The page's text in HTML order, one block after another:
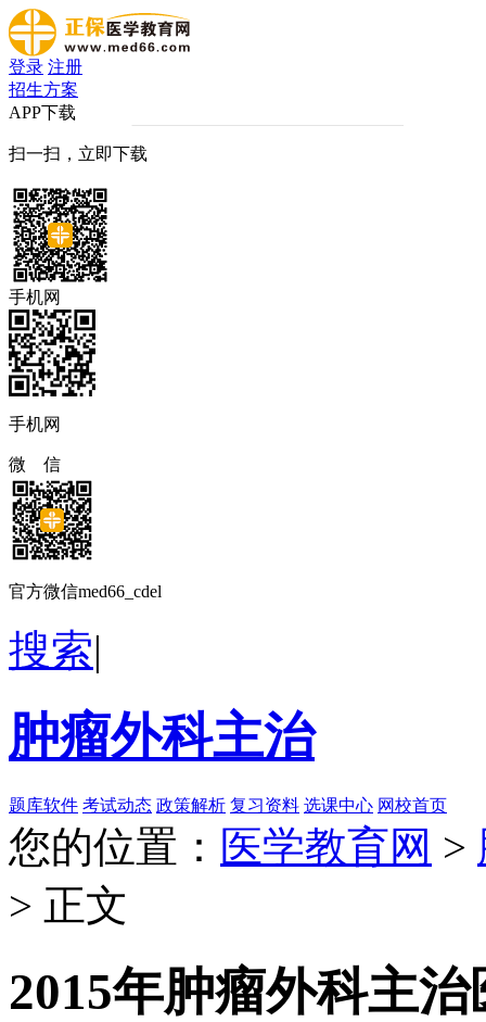
登录 注册
招生方案
APP下载
扫一扫，立即下载
手机网
手机网
微 信
官方微信med66_cdel
搜索|
肿瘤外科主治
题库软件 考试动态 政策解析 复习资料 选课中心 网校首页
您的位置： 医学教育网 >
> 正文
2015年肿瘤外科主